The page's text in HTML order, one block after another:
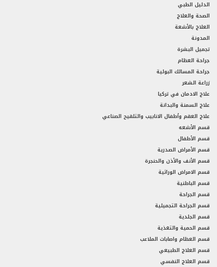
الدليل الطبي
الصحة والعلاج
العلاج بالأشعة
المدونة
تجميل البشرة
جراحة العظام
جراحة المسالك البولية
زراعة الشعر
علاج الادمان في تركيا
علاج السمنة والبدانة
علاج العقم وأطفال الانابيب والتلقيح الصناعي
قسم الأشعه
قسم الأطفال
قسم الأمراض الصدرية
قسم الأنف والأذن والحنجرة
قسم الامراض الوراثية
قسم الباطنية
قسم الجراحة
قسم الجراحة التجميلية
قسم الجلدية
قسم الحمية والتغذية
قسم العظام واصابات الملاعب
قسم العلاج الطبيعي
قسم العلاج النفسي